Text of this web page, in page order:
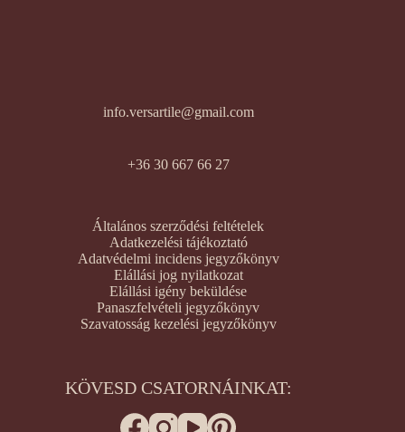
info.versartile@gmail.com
+36 30 667 66 27
Általános szerződési feltételek
Adatkezelési tájékoztató
Adatvédelmi incidens jegyzőkönyv
Elállási jog nyilatkozat
Elállási igény beküldése
Panaszfelvételi jegyzőkönyv
Szavatosság kezelési jegyzőkönyv
KÖVESD CSATORNÁINKAT: